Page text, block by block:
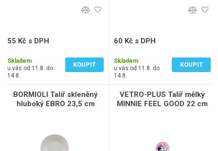
55 Kč s DPH
Skladem
u vás od 11.8. do
14.8.
KOUPIT
60 Kč s DPH
Skladem
u vás od 11.8. do
14.8.
KOUPIT
BORMIOLI Talíř skleněný
hluboký EBRO 23,5 cm
VETRO-PLUS Talíř mělký
MINNIE FEEL GOOD 22 cm